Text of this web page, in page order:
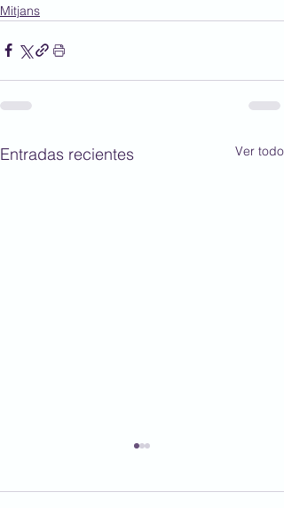
Mitjans
Entradas recientes Ver todo